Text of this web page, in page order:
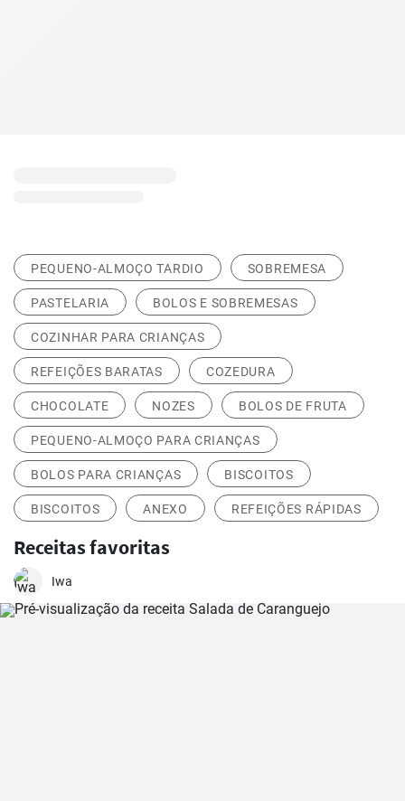
PEQUENO-ALMOÇO TARDIO SOBREMESA
PASTELARIA BOLOS E SOBREMESAS
COZINHAR PARA CRIANÇAS
REFEIÇÕES BARATAS COZEDURA
CHOCOLATE NOZES BOLOS DE FRUTA
PEQUENO-ALMOÇO PARA CRIANÇAS
BOLOS PARA CRIANÇAS BISCOITOS
BISCOITOS ANEXO REFEIÇÕES RÁPIDAS
Receitas favoritas
Iwa